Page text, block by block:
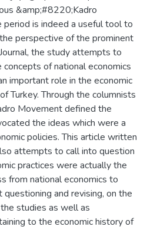
&amp;#8220;Kadro
is indeed a useful tool to
perspective of the prominent
the study attempts to
of national economics
important role in the economic
Turkey. Through the columnists
Movement defined the
the ideas which were a
policies. This article written
attempts to call into question
practices were actually the
from national economics to
and revising, on the
studies as well as
to the economic history of